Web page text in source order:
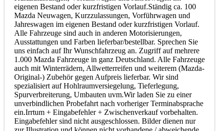
eigenen Bestand oder kurzfristigen Vorlauf.Ständig ca. 100
Mazda Neuwagen, Kurzzulassungen, Vorführwagen und
Jahreswagen im eigenen Bestand oder kurzfristigen Vorlauf.
Alle Fahrzeuge sind auch in anderen Motorisierungen,
Ausstattungen und Farben lieferbar/bestellbar. Sprechen Sie
uns einfach auf Ihr Wunschfahrzeug an. Zugriff auf mehrere
1.000 Mazda Fahrzeuge in ganz Deutschland. Alle Fahrzeuge
auch mit Winterrädern, Allwetterreifen und weiterem (Mazda-
Original-) Zubehör gegen Aufpreis lieferbar. Wir sind
spezialisiert auf Hohlraumversiegelung, Tieferlegung,
Spurverbreiterung, Umbauten uvm.Wir laden Sie zu einer
unverbindlichen Probefahrt nach vorheriger Terminabsprache
ein.Irrtum + Eingabefehler + Zwischenverkaufvorbehalten.
Eingabefehler sind nicht ausgeschlossen. Bilder dienen nur